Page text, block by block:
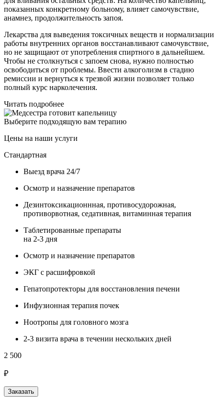
показанных конкретному больному, влияет самочувствие,
анамнез, продолжительность запоя.
Лекарства для выведения токсичных веществ и нормализации
работы внутренних органов восстанавливают самочувствие,
но не защищают от употребления спиртного в дальнейшем.
Чтобы не столкнуться с запоем снова, нужно полностью
освободиться от проблемы. Ввести алкоголизм в стадию
ремиссии и вернуться к трезвой жизни позволяет только
полный курс нарколечения.
Читать подробнее
Выберите подходящую вам терапию
Цены на наши услуги
Стандартная
Выезд врача 24/7
Осмотр и назначение препаратов
Дезинтоксикационнная, противосудорожная,
противорвотная, седативная, витаминная терапия
Таблетированные препараты
на 2-3 дня
Осмотр и назначение препаратов
ЭКГ с расшифровкой
Гепатопротекторы для восстановления печени
Инфузионная терапия почек
Ноотропы для головного мозга
2-3 визита врача в течении нескольких дней
2 500
₽
Заказать